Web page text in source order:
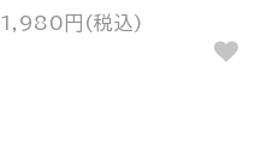
1,980円(税込)